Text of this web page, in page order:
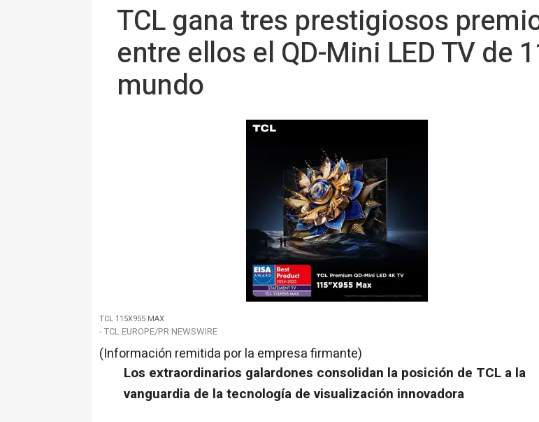
TCL gana tres prestigiosos
entre ellos el QD-Mini LED TV de
mundo
TCL 115X955 MAX
- TCL EUROPE/PR NEWSWIRE
(Información remitida por la empresa firmante)
Los extraordinarios galardones consolidan la posición de TCL a la
vanguardia de la tecnología de visualización innovadora